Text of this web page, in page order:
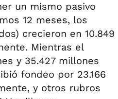
un mismo pasivo
12 meses, los
crecieron en 10.849
Mientras el
y 35.427 millones
fondeo por 23.166
y otros rubros